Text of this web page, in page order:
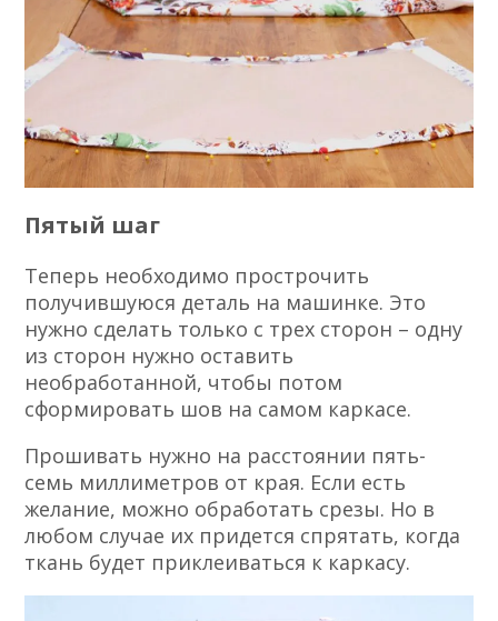
Пятый шаг
Теперь необходимо прострочить
получившуюся деталь на машинке. Это
нужно сделать только с трех сторон – одну
из сторон нужно оставить
необработанной, чтобы потом
сформировать шов на самом каркасе.
Прошивать нужно на расстоянии пять-
семь миллиметров от края. Если есть
желание, можно обработать срезы. Но в
любом случае их придется спрятать, когда
ткань будет приклеиваться к каркасу.